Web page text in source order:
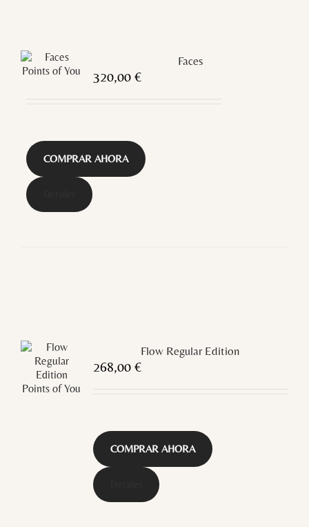
Faces
320,00 €
COMPRAR AHORA
Flow Regular Edition
268,00 €
COMPRAR AHORA